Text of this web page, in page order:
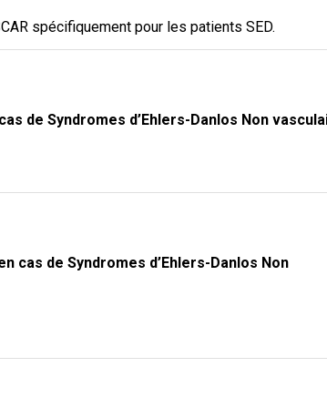
spécifiquement pour les patients SED.
de Syndromes d’Ehlers-Danlos Non
cas de Syndromes d’Ehlers-Danlos Non